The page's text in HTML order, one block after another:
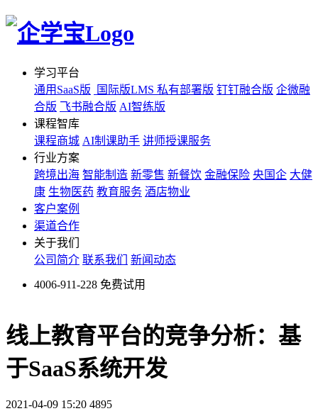
学习平台
通用SaaS版
国际版LMS 私有部署版 钉钉融合版 企微融
合版 飞书融合版 AI智练版
课程智库
课程商城 AI制课助手 讲师授课服务
行业方案
跨境出海 智能制造 新零售 新餐饮 金融保险 央国企 大健
康 生物医药 教育服务 酒店物业
客户案例
渠道合作
关于我们
公司简介 联系我们 新闻动态
4006-911-228 免费试用
线上教育平台的竞争分析：基
于SaaS系统开发
2021-04-09 15:20 4895